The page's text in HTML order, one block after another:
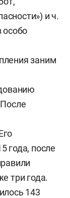
и ч.
заним
года, после
три года.
143